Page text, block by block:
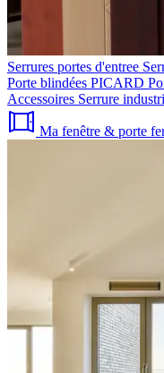
Serrures portes d'entree
Porte blindées PICARD
Accessoires Serrure
Ma fenêtre & porte